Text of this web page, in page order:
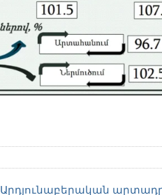
Արդյունաբերական